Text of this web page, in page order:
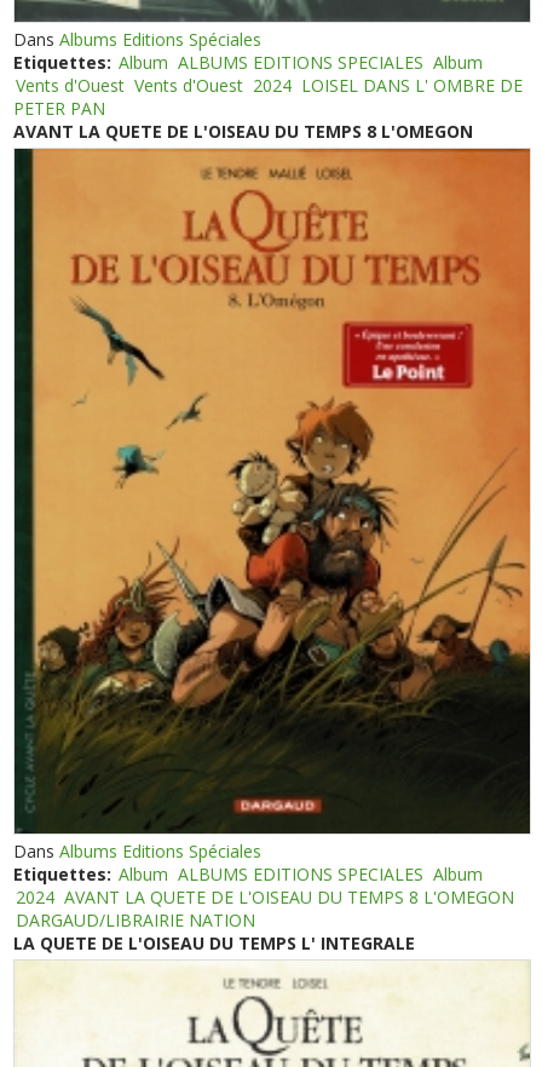
DansAlbums Editions Spéciales
Etiquettes: Album ALBUMS EDITIONS SPECIALES Album
Vents d'Ouest Vents d'Ouest 2024 LOISEL DANS L' OMBRE DE
PETER PAN
AVANT LA QUETE DE L'OISEAU DU TEMPS 8 L'OMEGON
DansAlbums Editions Spéciales
Etiquettes: Album ALBUMS EDITIONS SPECIALES Album
2024 AVANT LA QUETE DE L'OISEAU DU TEMPS 8 L'OMEGON
DARGAUD/LIBRAIRIE NATION
LA QUETE DE L'OISEAU DU TEMPS L' INTEGRALE